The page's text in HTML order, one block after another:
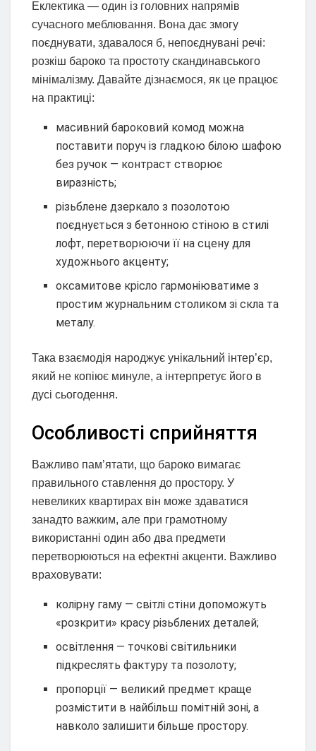
Еклектика — один із головних напрямів
сучасного меблювання. Вона дає змогу
поєднувати, здавалося б, непоєднувані речі:
розкіш бароко та простоту скандинавського
мінімалізму. Давайте дізнаємося, як це працює
на практиці:
масивний бароковий комод можна
поставити поруч із гладкою білою шафою
без ручок — контраст створює
виразність;
різьблене дзеркало з позолотою
поєднується з бетонною стіною в стилі
лофт, перетворюючи її на сцену для
художнього акценту;
оксамитове крісло гармоніюватиме з
простим журнальним столиком зі скла та
металу.
Така взаємодія народжує унікальний інтер’єр,
який не копіює минуле, а інтерпретує його в
дусі сьогодення.
Особливості сприйняття
Важливо пам’ятати, що бароко вимагає
правильного ставлення до простору. У
невеликих квартирах він може здаватися
занадто важким, але при грамотному
використанні один або два предмети
перетворюються на ефектні акценти. Важливо
враховувати:
колірну гаму — світлі стіни допоможуть
«розкрити» красу різьблених деталей;
освітлення — точкові світильники
підкреслять фактуру та позолоту;
пропорції — великий предмет краще
розмістити в найбільш помітній зоні, а
навколо залишити більше простору.